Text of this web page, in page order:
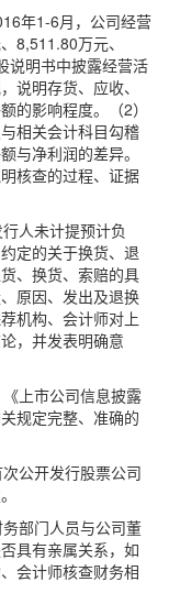
年1-6月，公司经营
8,511.80万元、
说明书中披露经营活
说明存货、应收、
的影响程度。（2）
相关会计科目勾稽
与净利润的差异。
核查的过程、证据
人未计提预计负
定的关于换货、退
、换货、索赔的具
原因、发出及退换
机构、会计师对上
，并发表明确意
上市公司信息披露
规定完整、准确的
公开发行股票公司
部门人员与公司董
具有亲属关系，如
会计师核查财务相